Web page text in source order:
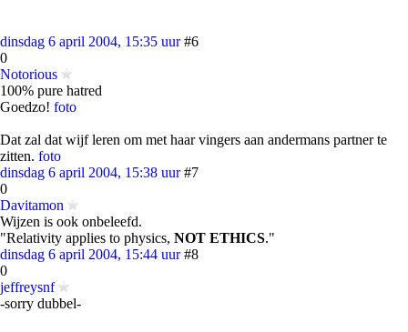
dinsdag 6 april 2004, 15:35 uur #6
0
Notorious
100% pure hatred
Goedzo! foto
Dat zal dat wijf leren om met haar vingers aan andermans partner te
zitten. foto
dinsdag 6 april 2004, 15:38 uur #7
0
Davitamon
Wijzen is ook onbeleefd.
"Relativity applies to physics, NOT ETHICS."
dinsdag 6 april 2004, 15:44 uur #8
0
jeffreysnf
-sorry dubbel-